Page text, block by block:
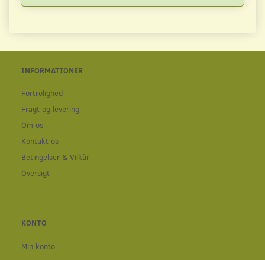
INFORMATIONER
Fortrolighed
Fragt og levering
Om os
Kontakt os
Betingelser & Vilkår
Oversigt
KONTO
Min konto